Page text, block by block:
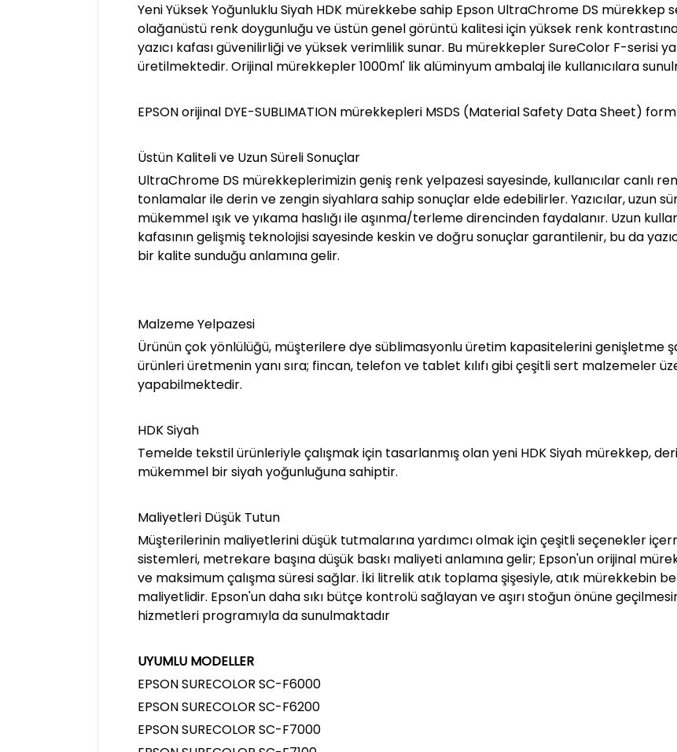
Yeni Yüksek Yoğunluklu Siyah HDK mürekkebe sahip Epson UltraChrome DS mürekkep
olağanüstü renk doygunluğu ve üstün genel görüntü kalitesi için yüksek renk
yazıcı kafası güvenilirliği ve yüksek verimlilik sunar. Bu mürekkepler SureColor F-serisi
üretilmektedir. Orijinal mürekkepler 1000ml' lik alüminyum ambalaj ile kullanıcılara
EPSON orijinal DYE-SUBLIMATION mürekkepleri MSDS (Material Safety Data Sheet)
Üstün Kaliteli ve Uzun Süreli Sonuçlar
UltraChrome DS mürekkeplerimizin geniş renk yelpazesi sayesinde, kullanıcılar canlı
tonlamalar ile derin ve zengin siyahlara sahip sonuçlar elde edebilirler. Yazıcılar, uzun
mükemmel ışık ve yıkama haslığı ile aşınma/terleme direncinden faydalanır. Uzun
kafasının gelişmiş teknolojisi sayesinde keskin ve doğru sonuçlar garantilenir, bu da
bir kalite sunduğu anlamına gelir.
Malzeme Yelpazesi
Ürünün çok yönlülüğü, müşterilere dye süblimasyonlu üretim kapasitelerini genişletme
ürünleri üretmenin yanı sıra; fincan, telefon ve tablet kılıfı gibi çeşitli sert malzemeler
yapabilmektedir.
HDK Siyah
Temelde tekstil ürünleriyle çalışmak için tasarlanmış olan yeni HDK Siyah mürekkep,
mükemmel bir siyah yoğunluğuna sahiptir.
Maliyetleri Düşük Tutun
Müşterilerinin maliyetlerini düşük tutmalarına yardımcı olmak için çeşitli seçenekler
sistemleri, metrekare başına düşük baskı maliyeti anlamına gelir; Epson'un orijinal
ve maksimum çalışma süresi sağlar. İki litrelik atık toplama şişesiyle, atık mürekkebin
maliyetlidir. Epson'un daha sıkı bütçe kontrolü sağlayan ve aşırı stoğun önüne
hizmetleri programıyla da sunulmaktadır
UYUMLU MODELLER
EPSON SURECOLOR SC-F6000
EPSON SURECOLOR SC-F6200
EPSON SURECOLOR SC-F7000